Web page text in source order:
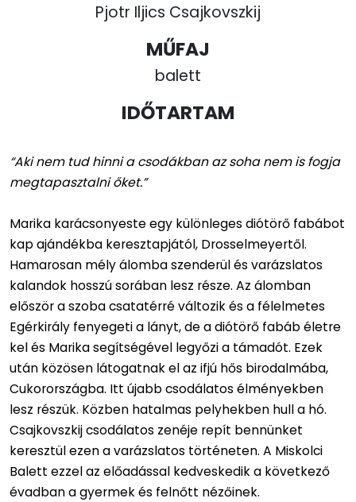
Pjotr Iljics Csajkovszkij
MŰFAJ
balett
IDŐTARTAM
“Aki nem tud hinni a csodákban az soha nem is fogja
megtapasztalni őket.”
Marika karácsonyeste egy különleges diótörő fabábot
kap ajándékba keresztapjától, Drosselmeyertől.
Hamarosan mély álomba szenderül és varázslatos
kalandok hosszú sorában lesz része. Az álomban
először a szoba csatatérré változik és a félelmetes
Egérkirály fenyegeti a lányt, de a diótörő fabáb életre
kel és Marika segítségével legyőzi a támadót. Ezek
után közösen látogatnak el az ifjú hős birodalmába,
Cukorországba. Itt újabb csodálatos élményekben
lesz részük. Közben hatalmas pelyhekben hull a hó.
Csajkovszkij csodálatos zenéje repít bennünket
keresztül ezen a varázslatos történeten. A Miskolci
Balett ezzel az előadással kedveskedik a következő
évadban a gyermek és felnőtt nézőinek.